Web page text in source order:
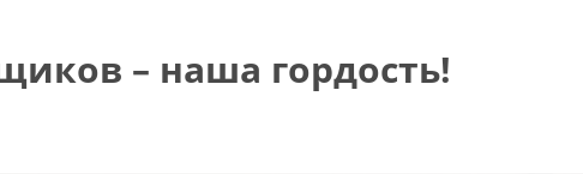
– наша гордость!